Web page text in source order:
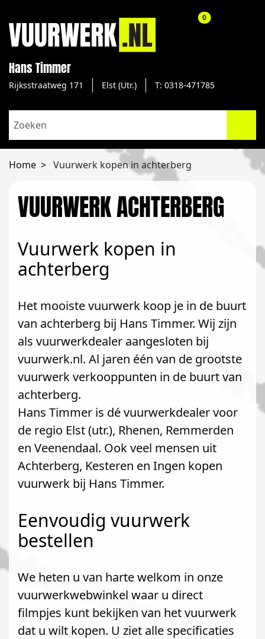
Hans Timmer
Rijksstraatweg 171 Elst (Utr.) T: 0318-471785
0aantal
Home Vuurwerk kopen in achterberg
VUURWERK ACHTERBERG
Vuurwerk kopen in
achterberg
Het mooiste vuurwerk koop je in de buurt
van achterberg bij Hans Timmer. Wij zijn
als vuurwerkdealer aangesloten bij
vuurwerk.nl. Al jaren één van de grootste
vuurwerk verkooppunten in de buurt van
achterberg.
Hans Timmer is dé vuurwerkdealer voor
de regio Elst (utr.), Rhenen, Remmerden
en Veenendaal. Ook veel mensen uit
Achterberg, Kesteren en Ingen kopen
vuurwerk bij Hans Timmer.
Eenvoudig vuurwerk
bestellen
We heten u van harte welkom in onze
vuurwerkwebwinkel waar u direct
filmpjes kunt bekijken van het vuurwerk
dat u wilt kopen. U ziet alle specificaties